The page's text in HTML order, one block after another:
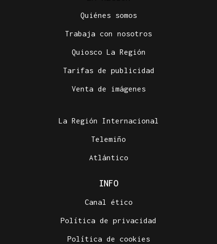
Quiénes somos
Trabaja con nosotros
Quiosco La Región
Tarifas de publicidad
Venta de imágenes
La Región Internacional
Telemiño
Atlántico
INFO
Canal ético
Política de privacidad
Política de cookies